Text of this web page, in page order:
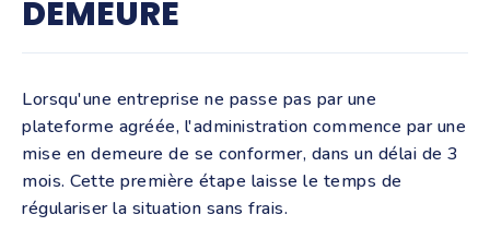
DEMEURE
Lorsqu'une entreprise ne passe pas par une
plateforme agréée, l'administration commence par une
mise en demeure de se conformer, dans un délai de 3
mois. Cette première étape laisse le temps de
régulariser la situation sans frais.